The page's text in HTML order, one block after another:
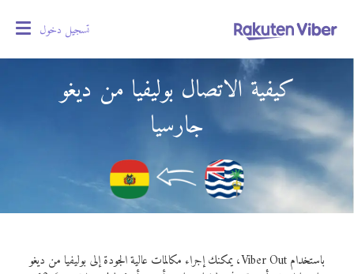
تسجيل دخول
كيفية الاتصال بوليفيا من ديغو
جارسيا
باستخدام Viber Out، يمكنك إجراء مكالمات عالية الجودة إلى بوليفيا من ديغو